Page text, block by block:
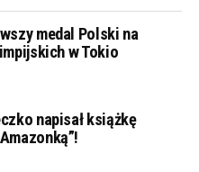
medal Polski na
w Tokio
napisał książkę